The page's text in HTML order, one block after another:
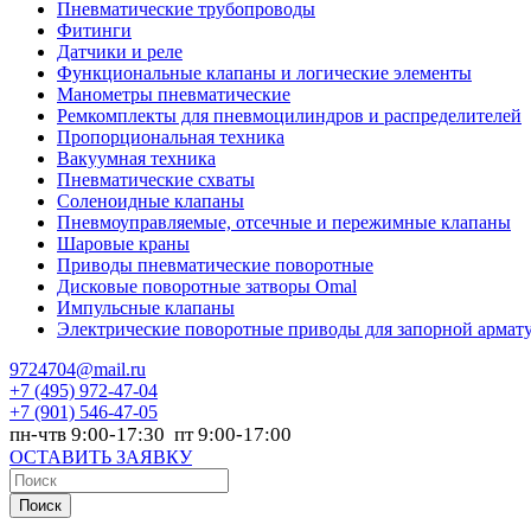
Пневматические трубопроводы
Фитинги
Датчики и реле
Функциональные клапаны и логические элементы
Манометры пневматические
Ремкомплекты для пневмоцилиндров и распределителей
Пропорциональная техника
Вакуумная техника
Пневматические схваты
Соленоидные клапаны
Пневмоуправляемые, отсечные и пережимные клапаны
Шаровые краны
Приводы пневматические поворотные
Дисковые поворотные затворы Omal
Импульсные клапаны
Электрические поворотные приводы для запорной
9724704@mail.ru
+7 (495) 972-47-04
+7 (901) 546-47-05
пн-чтв 9:00-17:30 пт 9:00-17:00
ОСТАВИТЬ ЗАЯВКУ
Поиск